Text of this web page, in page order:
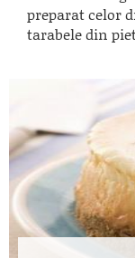
preparat celor
tarabele din